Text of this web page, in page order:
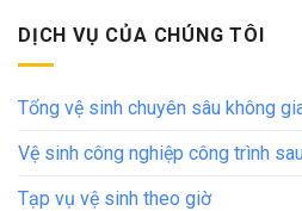
DỊCH VỤ CỦA CHÚNG TÔI
Tổng vệ sinh chuyên sâu không
Vệ sinh công nghiệp công trình
Tạp vụ vệ sinh theo giờ